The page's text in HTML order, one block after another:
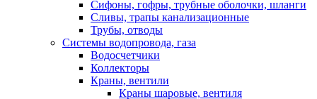
Сифоны, гофры, трубные оболочки, шланги
Сливы, трапы канализационные
Трубы, отводы
Системы водопровода, газа
Водосчетчики
Коллекторы
Краны, вентили
Краны шаровые, вентиля